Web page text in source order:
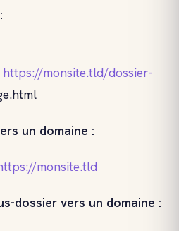
https://monsite.tld/dossier-
un domaine :
monsite.tld
dossier vers un domaine :